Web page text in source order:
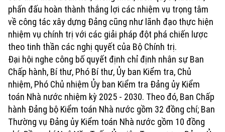
Tuyển sinh
Hướng nghiệp
Văn hóa
Tin tức
Làng nghề
Di tích
Sức khỏe
Y tế
Dinh dưỡng
Tư vấn sức khỏe
Thể thao
Bóng đá
Quần vợt
phấn đấu hoàn thành thắng lợi các nhiệm vụ trọng tâm
về công tác xây dựng Đảng cũng như lãnh đạo thực hiện
nhiệm vụ chính trị với các giải pháp đột phá chiến lược
theo tinh thần các nghị quyết của Bộ Chính trị.
Đại hội nghe công bố quyết định chỉ định nhân sự Ban
Chấp hành, Bí thư, Phó Bí thư, Ủy ban Kiểm tra, Chủ
nhiệm, Phó Chủ nhiệm Ủy ban Kiểm tra Đảng ủy Kiểm
toán Nhà nước nhiệm kỳ 2025 - 2030. Theo đó, Ban Chấp
hành Đảng bộ Kiểm toán Nhà nước gồm 32 đồng chí; Ban
Thường vụ Đảng ủy Kiểm toán Nhà nước gồm 10 đồng